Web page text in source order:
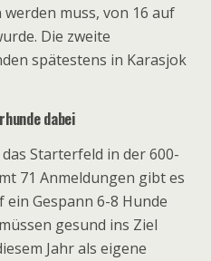
muss, von 16 auf
Die zweite
spätestens in Karasjok
dabei
Starterfeld in der 600-
71 Anmeldungen gibt es
Gespann 6-8 Hunde
gesund ins Ziel
Jahr als eigene